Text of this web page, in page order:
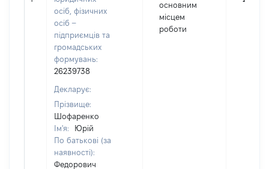
осіб, фізичних
осіб –
підприємців та
громадських
формувань:
26239738
Декларує:
Прізвище:
Шофаренко
Ім'я:
Юрій
По батькові (за
наявності):
Федорович
основним
місцем
роботи